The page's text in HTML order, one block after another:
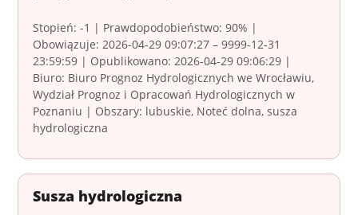
Stopień: -1 | Prawdopodobieństwo: 90% |
Obowiązuje: 2026-04-29 09:07:27 – 9999-12-31
23:59:59 | Opublikowano: 2026-04-29 09:06:29 |
Biuro: Biuro Prognoz Hydrologicznych we Wrocławiu,
Wydział Prognoz i Opracowań Hydrologicznych w
Poznaniu | Obszary: lubuskie, Noteć dolna, susza
hydrologiczna
Susza hydrologiczna